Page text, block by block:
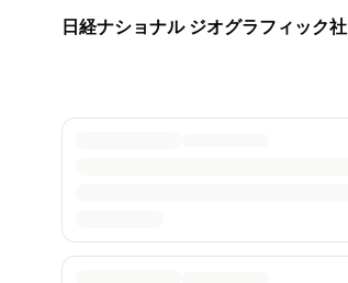
日経ナショナル ジオグラフィック社